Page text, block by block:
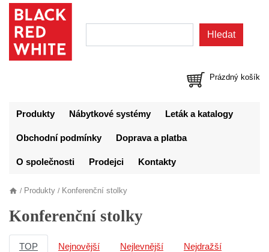
Prázdný košík
Produkty Nábytkové systémy Leták a katalogy
Obchodní podmínky Doprava a platba
O společnosti Prodejci Kontakty
/ Produkty / Konferenční stolky
Konferenční stolky
TOP Nejnovější Nejlevnější Nejdražší